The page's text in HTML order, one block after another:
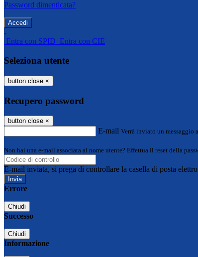
Password dimenticata?
-
Entra con SPID Entra con CIE
Seleziona utente
button close ×
Recupero password
button close ×
E-mail Verrà inviato un
Non hai una e-mail associata al nome utente? Effettua il reset della
E-mail inviata, si prega di controllare la casella di posta
Errore
Chiudi
Successo
Chiudi
Informazione